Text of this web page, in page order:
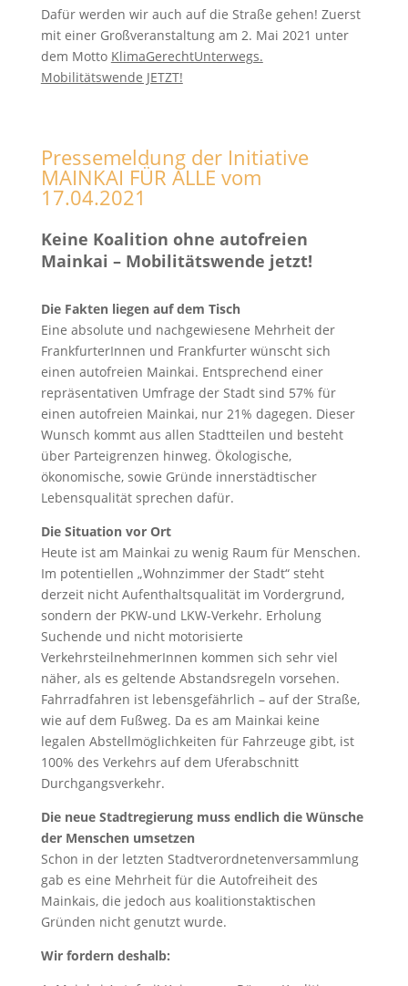
Dafür werden wir auch auf die Straße gehen! Zuerst
mit einer Großveranstaltung am 2. Mai 2021 unter
dem Motto KlimaGerechtUnterwegs.
Mobilitätswende JETZT!
Pressemeldung der Initiative
MAINKAI FÜR ALLE vom
17.04.2021
Keine Koalition ohne autofreien
Mainkai – Mobilitätswende jetzt!
Die Fakten liegen auf dem Tisch
Eine absolute und nachgewiesene Mehrheit der
FrankfurterInnen und Frankfurter wünscht sich
einen autofreien Mainkai. Entsprechend einer
repräsentativen Umfrage der Stadt sind 57% für
einen autofreien Mainkai, nur 21% dagegen. Dieser
Wunsch kommt aus allen Stadtteilen und besteht
über Parteigrenzen hinweg. Ökologische,
ökonomische, sowie Gründe innerstädtischer
Lebensqualität sprechen dafür.
Die Situation vor Ort
Heute ist am Mainkai zu wenig Raum für Menschen.
Im potentiellen „Wohnzimmer der Stadt“ steht
derzeit nicht Aufenthaltsqualität im Vordergrund,
sondern der PKW-und LKW-Verkehr. Erholung
Suchende und nicht motorisierte
VerkehrsteilnehmerInnen kommen sich sehr viel
näher, als es geltende Abstandsregeln vorsehen.
Fahrradfahren ist lebensgefährlich – auf der Straße,
wie auf dem Fußweg. Da es am Mainkai keine
legalen Abstellmöglichkeiten für Fahrzeuge gibt, ist
100% des Verkehrs auf dem Uferabschnitt
Durchgangsverkehr.
Die neue Stadtregierung muss endlich die Wünsche
der Menschen umsetzen
Schon in der letzten Stadtverordnetenversammlung
gab es eine Mehrheit für die Autofreiheit des
Mainkais, die jedoch aus koalitionstaktischen
Gründen nicht genutzt wurde.
Wir fordern deshalb: